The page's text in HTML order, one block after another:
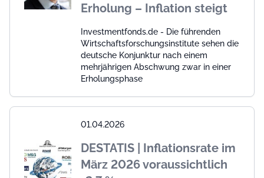
Erholung – Inflation steigt
Investmentfonds.de - Die führenden
Wirtschaftsforschungsinstitute sehen die
deutsche Konjunktur nach einem
mehrjährigen Abschwung zwar in einer
Erholungsphase
01.04.2026
DESTATIS | Inflationsrate im
März 2026 voraussichtlich